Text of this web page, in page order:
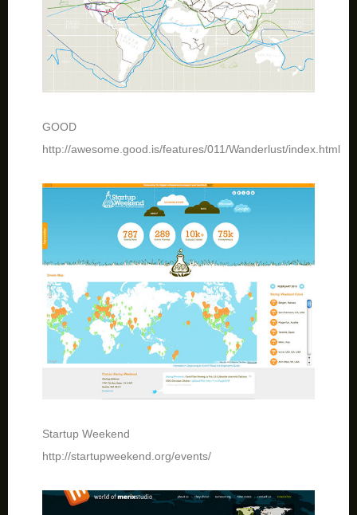
GOOD
http://awesome.good.is/features/011/Wanderlust/index.html
Startup Weekend
http://startupweekend.org/events/